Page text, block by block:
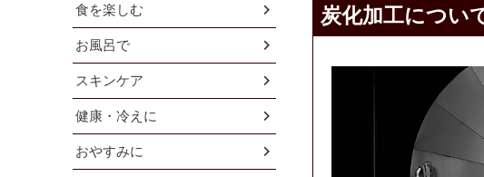
炭化加工につい
食を楽しむ
お風呂で
スキンケア
健康・冷えに
おやすみに